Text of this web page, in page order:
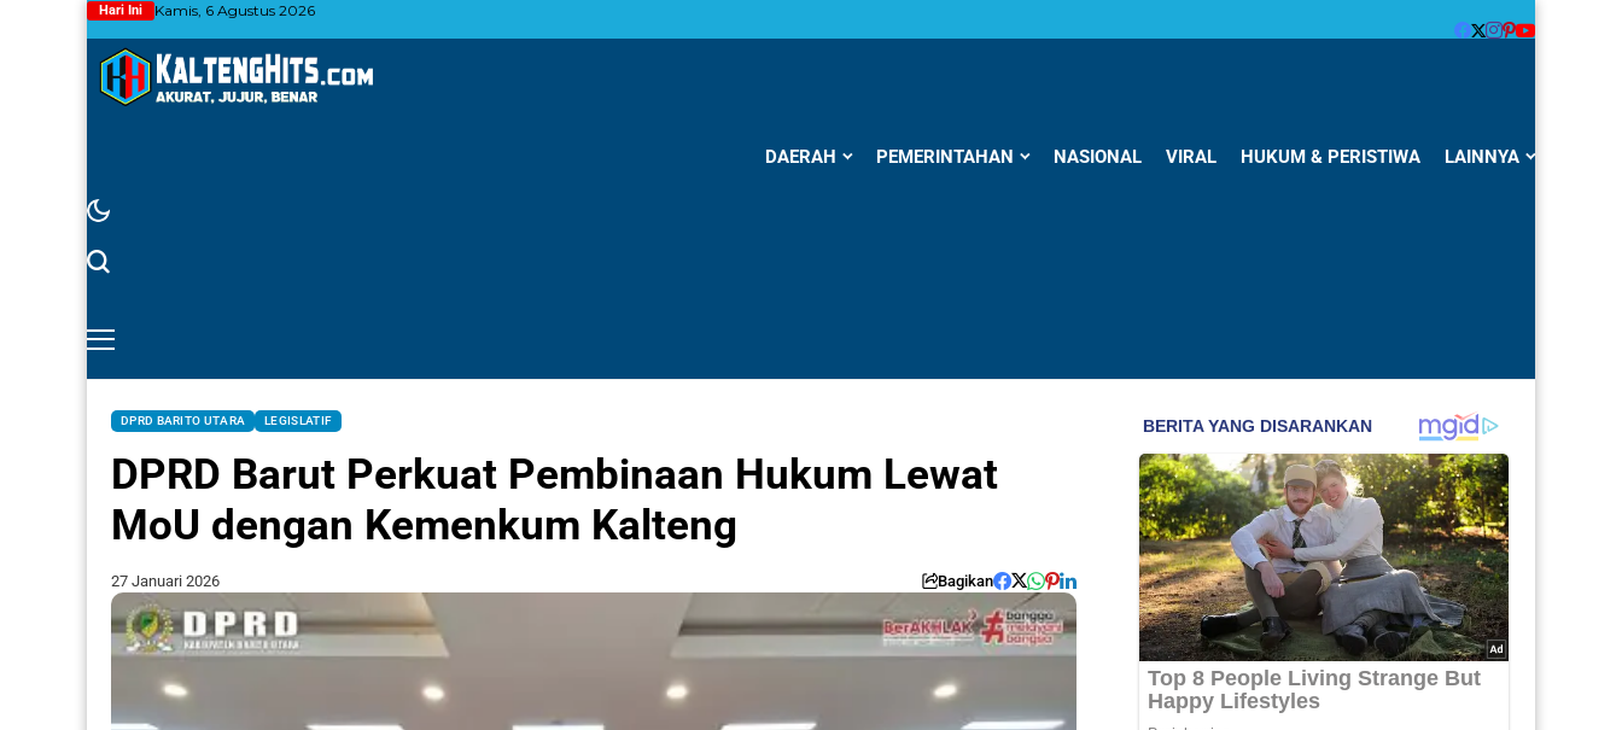
Hari Ini Kamis, 6 Agustus 2026
DAERAH PEMERINTAHAN NASIONAL VIRAL HUKUM & PERISTIWA LAINNYA
DPRD BARITO UTARA LEGISLATIF
DPRD Barut Perkuat Pembinaan Hukum Lewat
MoU dengan Kemenkum Kalteng
27 Januari 2026 Bagikan